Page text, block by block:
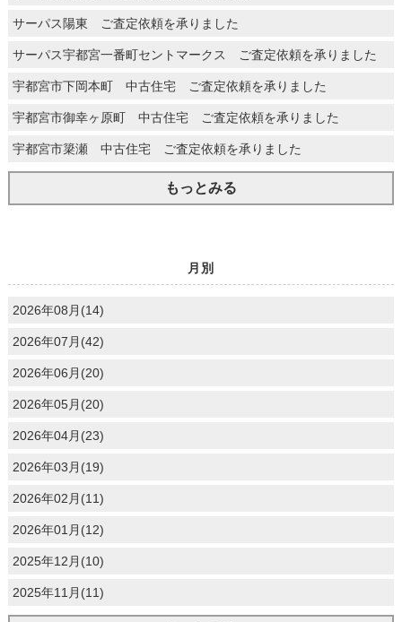
サーパス陽東 ご査定依頼を承りました
サーパス宇都宮一番町セントマークス ご査定依頼を承りました
宇都宮市下岡本町 中古住宅 ご査定依頼を承りました
宇都宮市御幸ヶ原町 中古住宅 ご査定依頼を承りました
宇都宮市簗瀬 中古住宅 ご査定依頼を承りました
もっとみる
月別
2026年08月(14)
2026年07月(42)
2026年06月(20)
2026年05月(20)
2026年04月(23)
2026年03月(19)
2026年02月(11)
2026年01月(12)
2025年12月(10)
2025年11月(11)